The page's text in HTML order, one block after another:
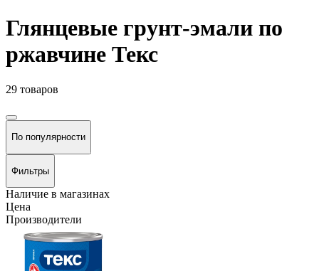
Глянцевые грунт-эмали по
ржавчине Текс
29 товаров
По популярности
Фильтры
Наличие в магазинах
Цена
Производители